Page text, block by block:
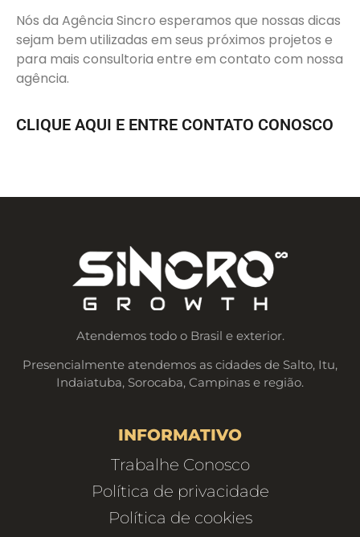
Nós da Agência Sincro esperamos que nossas dicas
sejam bem utilizadas em seus próximos projetos e
para mais consultoria entre em contato com nossa
agência.
CLIQUE AQUI E ENTRE CONTATO CONOSCO
Atendemos todo o Brasil e exterior.
Presencialmente atendemos as cidades de Salto, Itu,
Indaiatuba, Sorocaba, Campinas e região.
INFORMATIVO
Trabalhe Conosco
Política de privacidade
Política de cookies